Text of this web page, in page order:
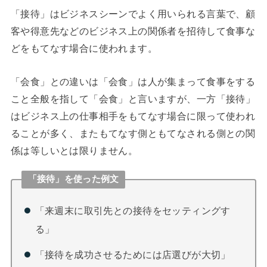
「接待」はビジネスシーンでよく用いられる言葉で、顧
客や得意先などのビジネス上の関係者を招待して食事な
どをもてなす場合に使われます。
「会食」との違いは「会食」は人が集まって食事をする
こと全般を指して「会食」と言いますが、一方「接待」
はビジネス上の仕事相手をもてなす場合に限って使われ
ることが多く、またもてなす側ともてなされる側との関
係は等しいとは限りません。
「接待」を使った例文
「来週末に取引先との接待をセッティングす
る」
「接待を成功させるためには店選びが大切」